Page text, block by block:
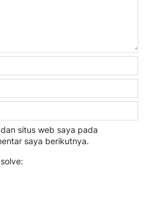
situs web saya pada
saya berikutnya.